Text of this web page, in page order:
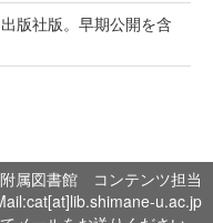
版社版。早期公開を含
属図書館 コンテンツ担当
u.ac.jp